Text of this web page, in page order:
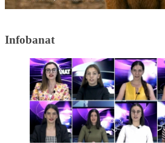
Infobanat